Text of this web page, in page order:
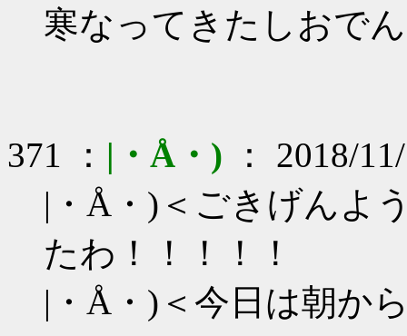
寒なってきたしおで
371 ： |・Å・) ： 2018/
|・Å・)＜ごきげんよ
たわ！！！！！
|・Å・)＜今日は朝か